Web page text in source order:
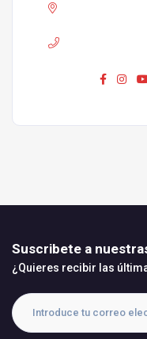
Suscribete a
¿Quieres recibir las